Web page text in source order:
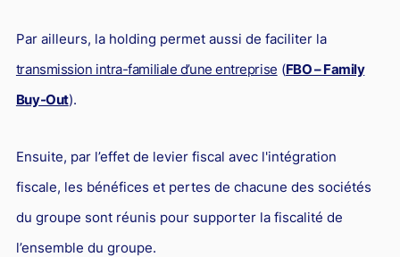
Par ailleurs, la holding permet aussi de faciliter la
transmission intra-familiale d’une entreprise (FBO – Family
Buy-Out).
Ensuite, par l’effet de levier fiscal avec l'intégration
fiscale, les bénéfices et pertes de chacune des sociétés
du groupe sont réunis pour supporter la fiscalité de
l’ensemble du groupe.